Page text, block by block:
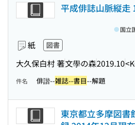
平成俳誌山脈縦走
紙 図書
大久保白村 著文學の森2019.10
国立
件名 俳諧--雑誌--書目--解題
東京都立多摩図書